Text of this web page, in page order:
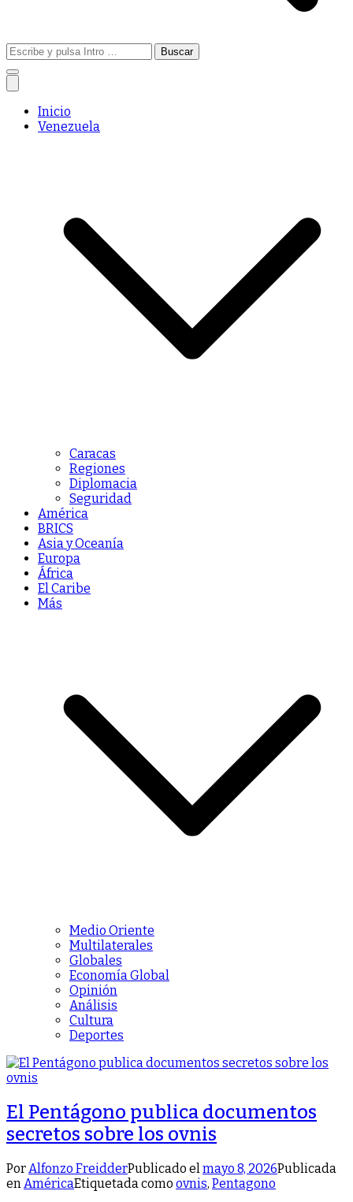
Buscar:
Inicio
Venezuela
Caracas
Regiones
Diplomacia
Seguridad
América
BRICS
Asia y Oceanía
Europa
África
El Caribe
Más
Medio Oriente
Multilaterales
Globales
Economía Global
Opinión
Análisis
Cultura
Deportes
El Pentágono publica documentos
secretos sobre los ovnis
PorAlfonzo FreidderPublicado elmayo 8, 2026Publicada
enAméricaEtiquetada como ovnis, Pentagono